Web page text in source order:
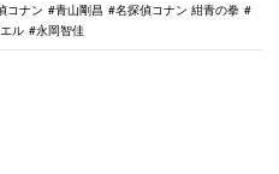
コナン
青山剛昌
名探偵コナン 紺青の拳
ル
永岡智佳